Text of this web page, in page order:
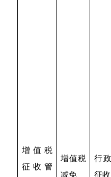
增值税
征收管
增值税
减免
行
征收